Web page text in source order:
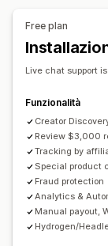
Monitoraggio
Analisi
Pop-up post-
Protezione dalle
Esperienza di
Dashboard
Portale
Dominio
Branding
Free plan
Live chat support
Funzionalità
Creator
Review $3,000
Tracking by
Special product
Fraud protection
Analytics &
Manual payout,
Hydrogen/